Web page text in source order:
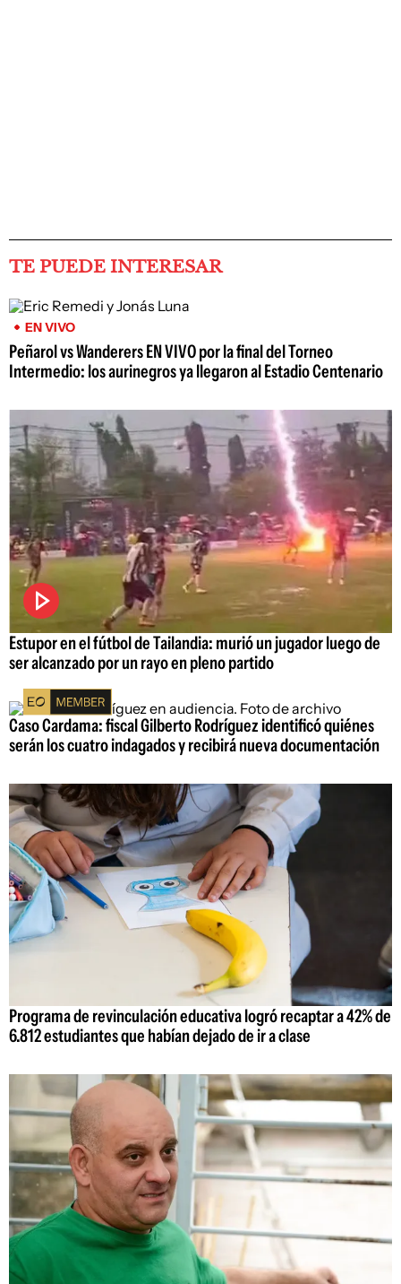
TE PUEDE INTERESAR
EN VIVO
Peñarol vs Wanderers EN VIVO por la final del Torneo
Intermedio: los aurinegros ya llegaron al Estadio Centenario
Estupor en el fútbol de Tailandia: murió un jugador luego de
ser alcanzado por un rayo en pleno partido
Caso Cardama: fiscal Gilberto Rodríguez identificó quiénes
serán los cuatro indagados y recibirá nueva documentación
Programa de revinculación educativa logró recaptar a 42% de
6.812 estudiantes que habían dejado de ir a clase